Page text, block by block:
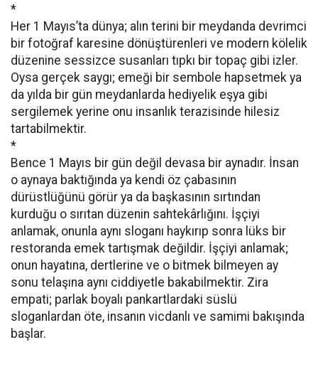
*
Her 1 Mayıs’ta dünya; alın terini bir meydanda devrimci
bir fotoğraf karesine dönüştürenleri ve modern kölelik
düzenine sessizce susanları tıpkı bir topaç gibi izler.
Oysa gerçek saygı; emeği bir sembole hapsetmek ya
da yılda bir gün meydanlarda hediyelik eşya gibi
sergilemek yerine onu insanlık terazisinde hilesiz
tartabilmektir.
*
Bence 1 Mayıs bir gün değil devasa bir aynadır. İnsan
o aynaya baktığında ya kendi öz çabasının
dürüstlüğünü görür ya da başkasının sırtından
kurduğu o sırıtan düzenin sahtekârlığını. İşçiyi
anlamak, onunla aynı sloganı haykırıp sonra lüks bir
restoranda emek tartışmak değildir. İşçiyi anlamak;
onun hayatına, dertlerine ve o bitmek bilmeyen ay
sonu telaşına aynı ciddiyetle bakabilmektir. Zira
empati; parlak boyalı pankartlardaki süslü
sloganlardan öte, insanın vicdanlı ve samimi bakışında
başlar.